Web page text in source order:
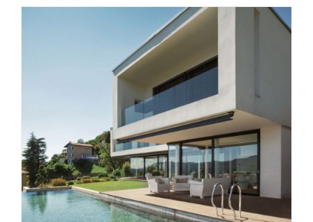
variaties.
Deze
optie
gekozen
worden
op
de
productpagina